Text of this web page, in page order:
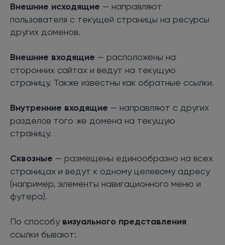
Внешние исходящие — направляют
пользователя с текущей страницы на ресурсы
других доменов.
Внешние входящие — расположены на
сторонних сайтах и ведут на текущую
страницу. Также известны как обратные ссылки.
Внутренние входящие — направляют с других
разделов того же домена на текущую
страницу.
Сквозные — размещены единообразно на всех
страницах и ведут к одному целевому адресу
(например, элементы навигационного меню и
футера).
По способу визуального представления
ссылки бывают: